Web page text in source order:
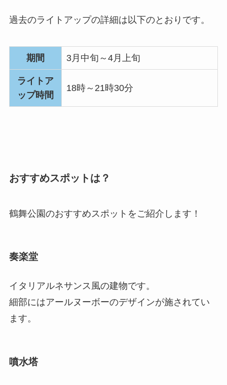
過去のライトアップの詳細は以下のとおりです。
期間 3月中旬～4月上旬
ライトア
ップ時間
18時～21時30分
おすすめスポットは？
鶴舞公園のおすすめスポットをご紹介します！
奏楽堂
イタリアルネサンス風の建物です。
細部にはアールヌーボーのデザインが施されてい
ます。
噴水塔